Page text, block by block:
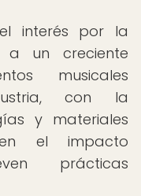
interés por la
a un creciente
musicales
con la
y materiales
el impacto
prácticas